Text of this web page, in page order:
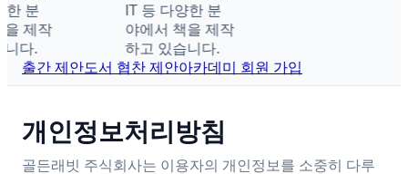
분
제작
다.
IT 등 다양한 분
야에서 책을 제작
하고 있습니다.
출간 제안도서 협찬 제안아카데미 회원 가입
개인정보처리방침
골든래빗 주식회사는 이용자의 개인정보를 소중히 다루